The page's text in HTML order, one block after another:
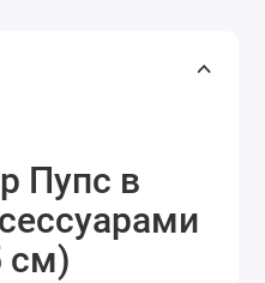
Пупс в
см)